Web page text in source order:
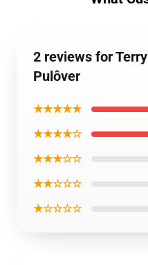
2 reviews for
Pulôver
★★★★★
★★★★☆
★★★☆☆
★★☆☆☆
★☆☆☆☆